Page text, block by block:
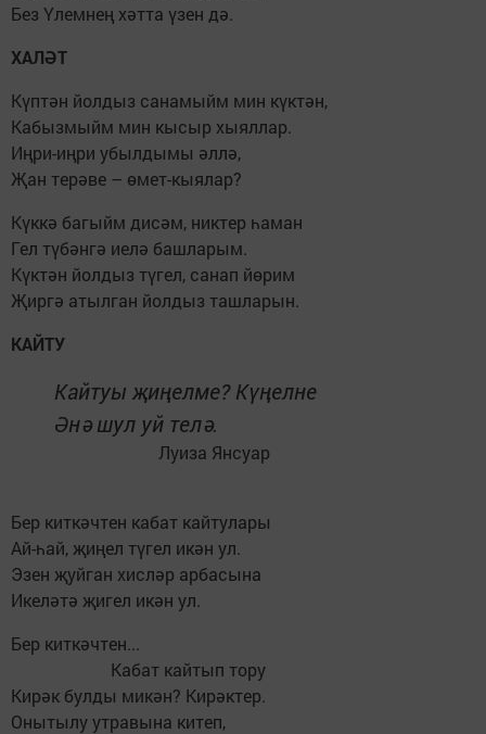
Без Үлемнең хәтта үзен дә.
ХАЛӘТ
Күптән йолдыз санамыйм мин күктән,
Кабызмыйм мин кысыр хыяллар.
Иңри-иңри убылдымы әллә,
Җан терәве – өмет-кыялар?
Күккә багыйм дисәм, никтер һаман
Гел түбәнгә иелә башларым.
Күктән йолдыз түгел, санап йөрим
Җиргә атылган йолдыз ташларын.
КАЙТУ
Кайтуы җиңелме? Күңелне
Әнә шул уй телә.
Луиза Янсуар
Бер киткәчтен кабат кайтулары
Ай-һай, җиңел түгел икән ул.
Эзен җуйган хисләр арбасына
Икеләтә җигел икән ул.
Бер киткәчтен...
Кабат кайтып тору
Кирәк булды микән? Кирәктер.
Онытылу утравына китеп,